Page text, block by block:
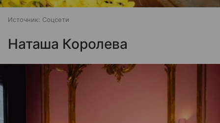
Источник: Соцсети
Наташа Королева